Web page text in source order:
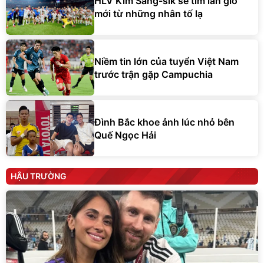
mới từ những nhân tố lạ
Niềm tin lớn của tuyển Việt Nam
trước trận gặp Campuchia
Đình Bắc khoe ảnh lúc nhỏ bên
Quế Ngọc Hải
HẬU TRƯỜNG